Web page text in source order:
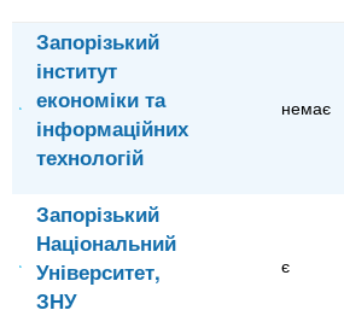
Запорізький
інститут
економіки та
інформаційних
технологій
немає
Запорізький
Національний
Університет,
ЗНУ
є